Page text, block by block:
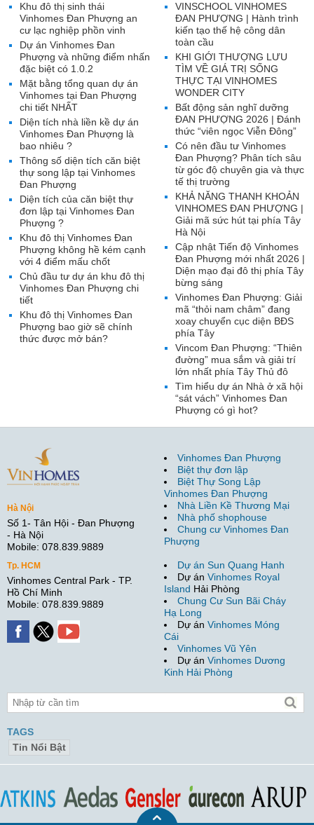
VINSCHOOL VINHOMES
ĐAN PHƯỢNG | Hành trình
kiến tạo thế hệ công dân
toàn cầu
KHI GIỚI THƯỢNG LƯU
TÌM VỀ GIÁ TRỊ SỐNG
THỰC TẠI VINHOMES
WONDER CITY
Bất động sản nghĩ dưỡng
ĐAN PHƯỢNG 2026 | Đánh
thức “viên ngọc Viễn Đông”
Có nên đầu tư Vinhomes
Đan Phượng? Phân tích sâu
từ góc độ chuyên gia và thực
tế thị trường
KHẢ NĂNG THANH KHOẢN
VINHOMES ĐAN PHƯỢNG |
Giải mã sức hút tại phía Tây
Hà Nội
Cập nhật Tiến độ Vinhomes
Đan Phượng mới nhất 2026 |
Diện mạo đại đô thị phía Tây
bừng sáng
Vinhomes Đan Phượng: Giải
mã “thỏi nam châm” đang
xoay chuyển cục diện BĐS
phía Tây
Vincom Đan Phượng: “Thiên
đường” mua sắm và giải trí
lớn nhất phía Tây Thủ đô
Tìm hiểu dự án Nhà ở xã hội
“sát vách” Vinhomes Đan
Phượng có gì hot?
Khu đô thị sinh thái
Vinhomes Đan Phượng an
cư lạc nghiệp phồn vinh
Dự án Vinhomes Đan
Phượng và những điểm nhấn
đặc biệt có 1.0.2
Mặt bằng tổng quan dự án
Vinhomes tại Đan Phượng
chi tiết NHẤT
Diện tích nhà liền kề dự án
Vinhomes Đan Phượng là
bao nhiêu ?
Thông số diện tích căn biệt
thự song lập tại Vinhomes
Đan Phượng
Diện tích của căn biệt thự
đơn lập tại Vinhomes Đan
Phượng ?
Khu đô thị Vinhomes Đan
Phượng không hề kém cạnh
với 4 điểm mấu chốt
Chủ đầu tư dự án khu đô thị
Vinhomes Đan Phượng chi
tiết
Khu đô thị Vinhomes Đan
Phượng bao giờ sẽ chính
thức được mở bán?
Hà Nội
Số 1- Tân Hội - Đan Phượng
- Hà Nội
Mobile: 078.839.9889
Tp. HCM
Vinhomes Central Park - TP.
Hồ Chí Minh
Mobile: 078.839.9889
Vinhomes Đan Phượng
Biệt thự đơn lập
Biệt Thự Song Lập
Vinhomes Đan Phượng
Nhà Liền Kề Thương Mại
Nhà phố shophouse
Chung cư Vinhomes Đan
Phượng
Dự án Sun Quang Hanh
Dự án Vinhomes Royal
Island Hải Phòng
Chung Cư Sun Bãi Cháy
Hạ Long
Dự án Vinhomes Móng
Cái
Vinhomes Vũ Yên
Dự án Vinhomes Dương
Kinh Hải Phòng
TAGS
Tin Nổi Bật